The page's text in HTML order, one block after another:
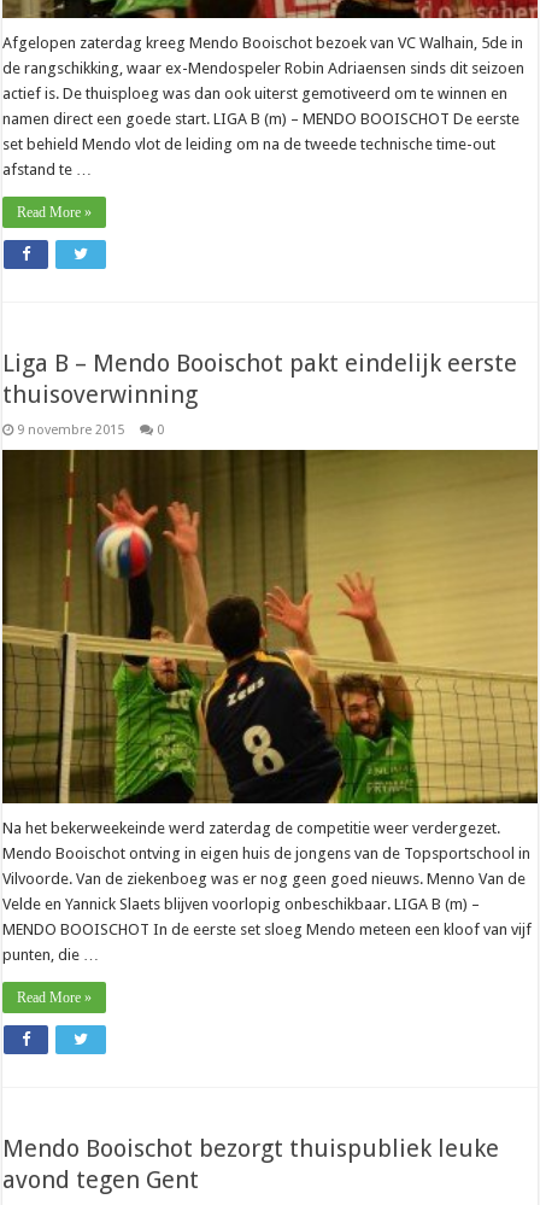
Afgelopen zaterdag kreeg Mendo Booischot bezoek van VC Walhain, 5de in
de rangschikking, waar ex-Mendospeler Robin Adriaensen sinds dit seizoen
actief is. De thuisploeg was dan ook uiterst gemotiveerd om te winnen en
namen direct een goede start. LIGA B (m) – MENDO BOOISCHOT De eerste
set behield Mendo vlot de leiding om na de tweede technische time-out
afstand te …
Read More »
Liga B – Mendo Booischot pakt eindelijk eerste
thuisoverwinning
9 novembre 2015 0
Na het bekerweekeinde werd zaterdag de competitie weer verdergezet.
Mendo Booischot ontving in eigen huis de jongens van de Topsportschool in
Vilvoorde. Van de ziekenboeg was er nog geen goed nieuws. Menno Van de
Velde en Yannick Slaets blijven voorlopig onbeschikbaar. LIGA B (m) –
MENDO BOOISCHOT In de eerste set sloeg Mendo meteen een kloof van vijf
punten, die …
Read More »
Mendo Booischot bezorgt thuispubliek leuke
avond tegen Gent